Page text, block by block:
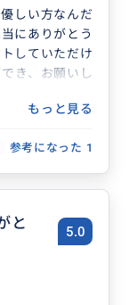
しい方なんだ
にありがとう
していただけ
き、お願いし
っています。
もっと見る
参考になった 1
と
5.0